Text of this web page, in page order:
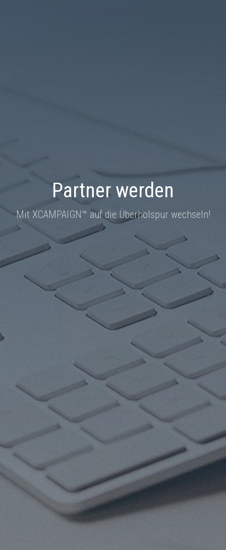
Partner werden
Mit XCAMPAIGN™ auf die Überholspur wechseln!